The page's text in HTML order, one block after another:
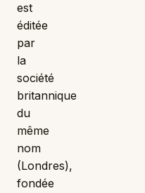
est
éditée
par
la
société
britannique
du
même
nom
(Londres),
fondée